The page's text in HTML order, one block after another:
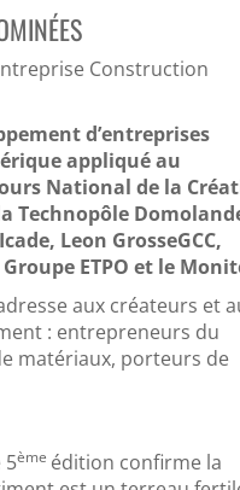
Construction
d’entreprises
appliqué au
National de la
Technopôle
Leon GrosseGCC,
ETPO et le
aux créateurs et
: entrepreneurs du
matériaux, porteurs de
5ème édition confirme la